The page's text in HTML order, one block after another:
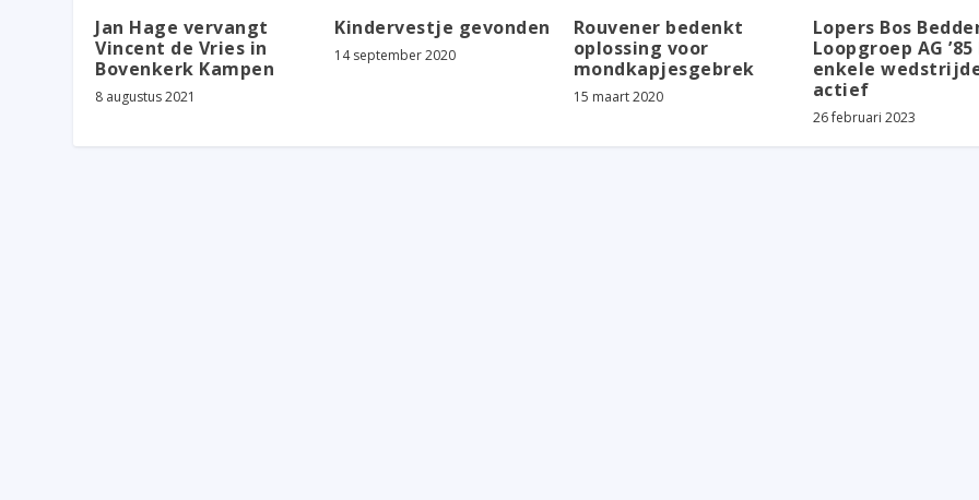
Jan Hage vervangt
Vincent de Vries in
Bovenkerk Kampen
8 augustus 2021
Kindervestje gevonden
14 september 2020
Rouvener bedenkt
oplossing voor
mondkapjesgebrek
15 maart 2020
Lopers Bos
Loopgroep AG
enkele
actief
26 februari 2023